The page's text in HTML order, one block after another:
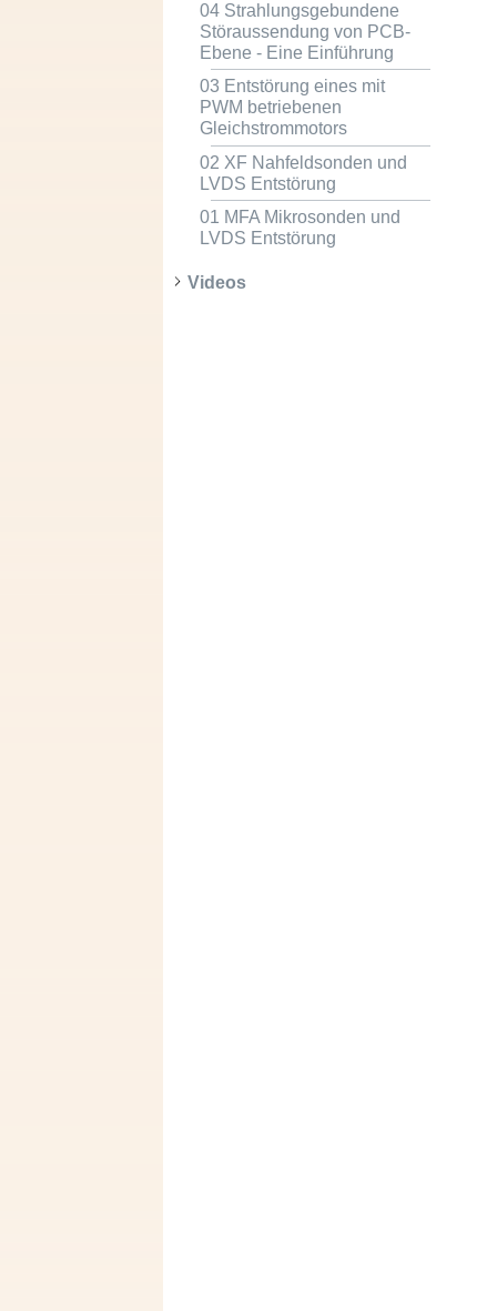
04 Strahlungsgebundene
Störaussendung von PCB-
Ebene - Eine Einführung
03 Entstörung eines mit
PWM betriebenen
Gleichstrommotors
02 XF Nahfeldsonden und
LVDS Entstörung
01 MFA Mikrosonden und
LVDS Entstörung
Videos